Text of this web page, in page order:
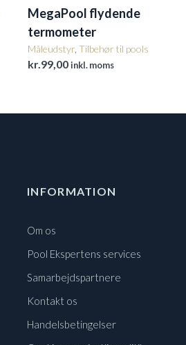
MegaPool flydende
termometer
Måleudstyr Tilbehør til pools
kr.99,00inkl. moms
INFORMATION
Om os
Pool Ekspertens services
Samarbejdspartnere
Kontakt os
Handelsbetingelser